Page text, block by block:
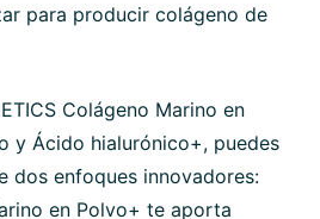
para producir colágeno de
Colágeno Marino en
y Ácido hialurónico+, puedes
dos enfoques innovadores:
en Polvo+ te aporta